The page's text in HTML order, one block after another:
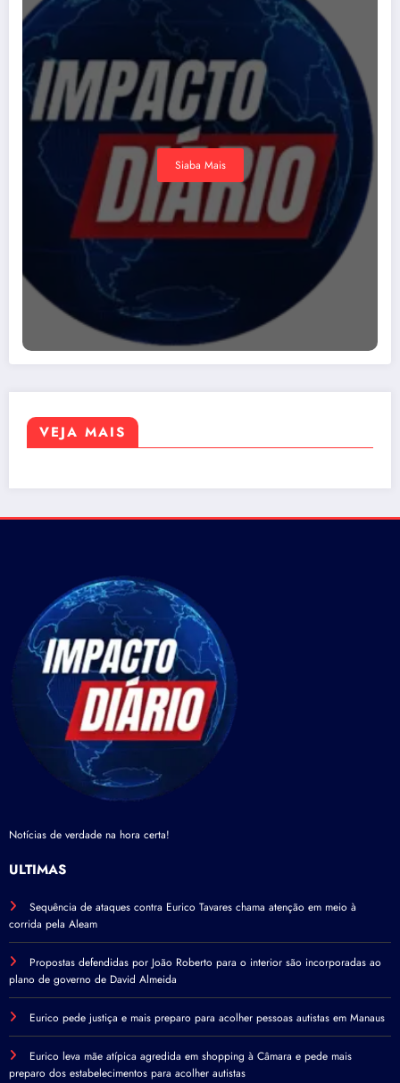
Siaba Mais
VEJA MAIS
Notícias de verdade na hora certa!
ÚLTIMAS
Sequência de ataques contra Eurico Tavares chama atenção em meio à
corrida pela Aleam
Propostas defendidas por João Roberto para o interior são incorporadas ao
plano de governo de David Almeida
Eurico pede justiça e mais preparo para acolher pessoas autistas em Manaus
Eurico leva mãe atípica agredida em shopping à Câmara e pede mais
preparo dos estabelecimentos para acolher autistas